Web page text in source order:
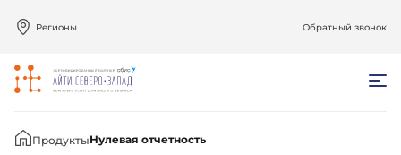
Регионы Обратный звонок
Главная
ПродуктыНулевая отчетность